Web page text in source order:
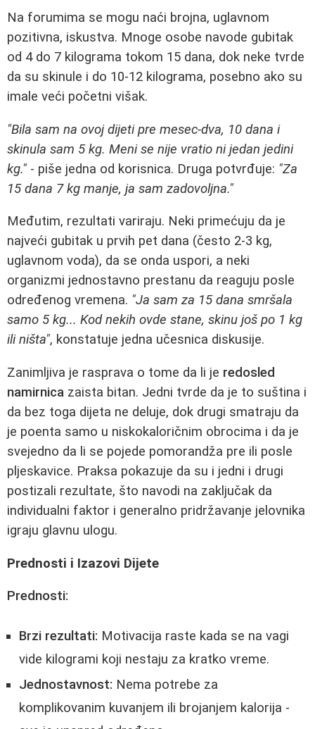
Na forumima se mogu naći brojna, uglavnom
pozitivna, iskustva. Mnoge osobe navode gubitak
od 4 do 7 kilograma tokom 15 dana, dok neke tvrde
da su skinule i do 10-12 kilograma, posebno ako su
imale veći početni višak.
"Bila sam na ovoj dijeti pre mesec-dva, 10 dana i
skinula sam 5 kg. Meni se nije vratio ni jedan jedini
kg." - piše jedna od korisnica. Druga potvrđuje: "Za
15 dana 7 kg manje, ja sam zadovoljna."
Međutim, rezultati variraju. Neki primećuju da je
najveći gubitak u prvih pet dana (često 2-3 kg,
uglavnom voda), da se onda uspori, a neki
organizmi jednostavno prestanu da reaguju posle
određenog vremena. "Ja sam za 15 dana smršala
samo 5 kg... Kod nekih ovde stane, skinu još po 1 kg
ili ništa", konstatuje jedna učesnica diskusije.
Zanimljiva je rasprava o tome da li je redosled
namirnica zaista bitan. Jedni tvrde da je to suština i
da bez toga dijeta ne deluje, dok drugi smatraju da
je poenta samo u niskokaloričnim obrocima i da je
svejedno da li se pojede pomorandža pre ili posle
pljeskavice. Praksa pokazuje da su i jedni i drugi
postizali rezultate, što navodi na zaključak da
individualni faktor i generalno pridržavanje jelovnika
igraju glavnu ulogu.
Prednosti i Izazovi Dijete
Prednosti:
Brzi rezultati: Motivacija raste kada se na vagi
vide kilogrami koji nestaju za kratko vreme.
Jednostavnost: Nema potrebe za
komplikovanim kuvanjem ili brojanjem kalorija -